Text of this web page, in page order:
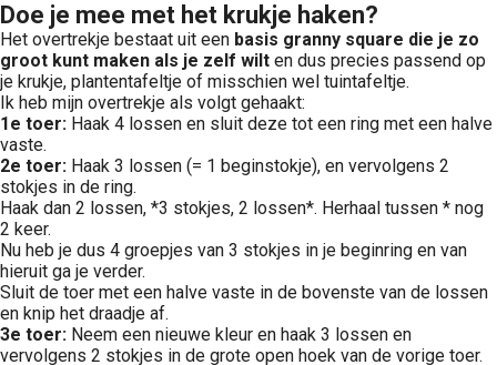
Doe je mee met het krukje haken?
Het overtrekje bestaat uit een basis granny square die je zo
groot kunt maken als je zelf wilt en dus precies passend op
je krukje, plantentafeltje of misschien wel tuintafeltje.
Ik heb mijn overtrekje als volgt gehaakt:
1e toer: Haak 4 lossen en sluit deze tot een ring met een halve
vaste.
2e toer: Haak 3 lossen (= 1 beginstokje), en vervolgens 2
stokjes in de ring.
Haak dan 2 lossen, *3 stokjes, 2 lossen*. Herhaal tussen * nog
2 keer.
Nu heb je dus 4 groepjes van 3 stokjes in je beginring en van
hieruit ga je verder.
Sluit de toer met een halve vaste in de bovenste van de lossen
en knip het draadje af.
3e toer: Neem een nieuwe kleur en haak 3 lossen en
vervolgens 2 stokjes in de grote open hoek van de vorige toer.